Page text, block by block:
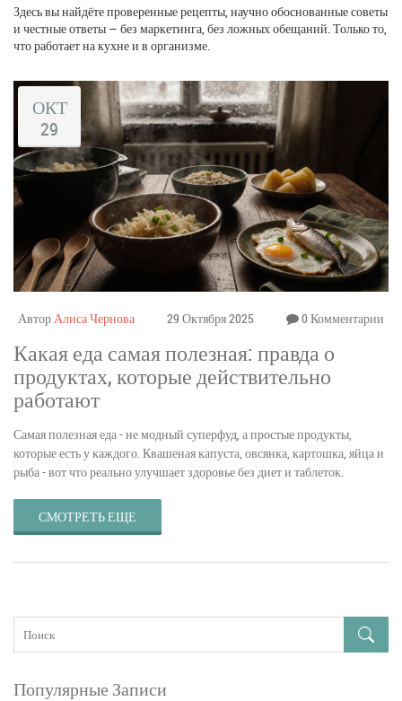
Здесь вы найдёте проверенные рецепты, научно обоснованные советы
и честные ответы — без маркетинга, без ложных обещаний. Только то,
что работает на кухне и в организме.
ОКТ
29
АвторАлиса Чернова 29 Октября 2025 0 Комментарии
Какая еда самая полезная: правда о
продуктах, которые действительно
работают
Самая полезная еда - не модный суперфуд, а простые продукты,
которые есть у каждого. Квашеная капуста, овсянка, картошка, яйца и
рыба - вот что реально улучшает здоровье без диет и таблеток.
СМОТРЕТЬ ЕЩЕ
Популярные Записи